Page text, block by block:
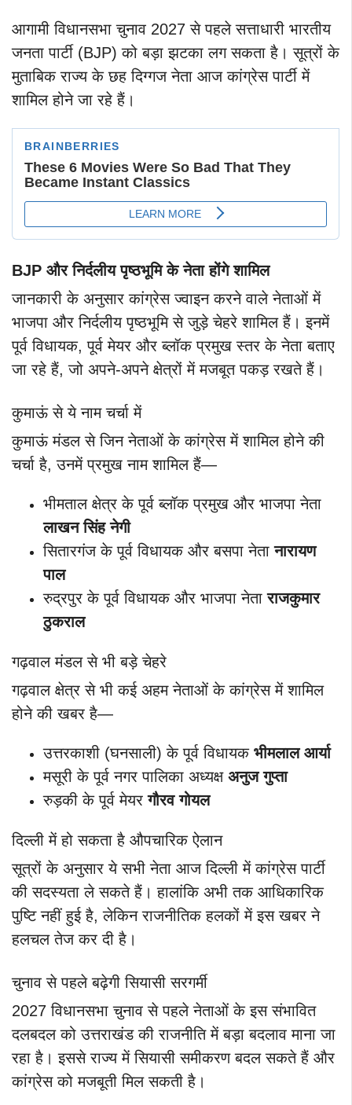
आगामी विधानसभा चुनाव 2027 से पहले सत्ताधारी भारतीय
जनता पार्टी (BJP) को बड़ा झटका लग सकता है। सूत्रों के
मुताबिक राज्य के छह दिग्गज नेता आज कांग्रेस पार्टी में
शामिल होने जा रहे हैं।
BJP और निर्दलीय पृष्ठभूमि के नेता होंगे शामिल
जानकारी के अनुसार कांग्रेस ज्वाइन करने वाले नेताओं में
भाजपा और निर्दलीय पृष्ठभूमि से जुड़े चेहरे शामिल हैं। इनमें
पूर्व विधायक, पूर्व मेयर और ब्लॉक प्रमुख स्तर के नेता बताए
जा रहे हैं, जो अपने-अपने क्षेत्रों में मजबूत पकड़ रखते हैं।
कुमाऊं से ये नाम चर्चा में
कुमाऊं मंडल से जिन नेताओं के कांग्रेस में शामिल होने की
चर्चा है, उनमें प्रमुख नाम शामिल हैं—
भीमताल क्षेत्र के पूर्व ब्लॉक प्रमुख और भाजपा नेता
लाखन सिंह नेगी
सितारगंज के पूर्व विधायक और बसपा नेतानारायण
पाल
रुद्रपुर के पूर्व विधायक और भाजपा नेताराजकुमार
ठुकराल
गढ़वाल मंडल से भी बड़े चेहरे
गढ़वाल क्षेत्र से भी कई अहम नेताओं के कांग्रेस में शामिल
होने की खबर है—
उत्तरकाशी (घनसाली) के पूर्व विधायक भीमलाल आर्या
मसूरी के पूर्व नगर पालिका अध्यक्ष अनुज गुप्ता
रुड़की के पूर्व मेयरगौरव गोयल
दिल्ली में हो सकता है औपचारिक ऐलान
सूत्रों के अनुसार ये सभी नेता आज दिल्ली में कांग्रेस पार्टी
की सदस्यता ले सकते हैं। हालांकि अभी तक आधिकारिक
पुष्टि नहीं हुई है, लेकिन राजनीतिक हलकों में इस खबर ने
हलचल तेज कर दी है।
चुनाव से पहले बढ़ेगी सियासी सरगर्मी
2027 विधानसभा चुनाव से पहले नेताओं के इस संभावित
दलबदल को उत्तराखंड की राजनीति में बड़ा बदलाव माना जा
रहा है। इससे राज्य में सियासी समीकरण बदल सकते हैं और
कांग्रेस को मजबूती मिल सकती है।